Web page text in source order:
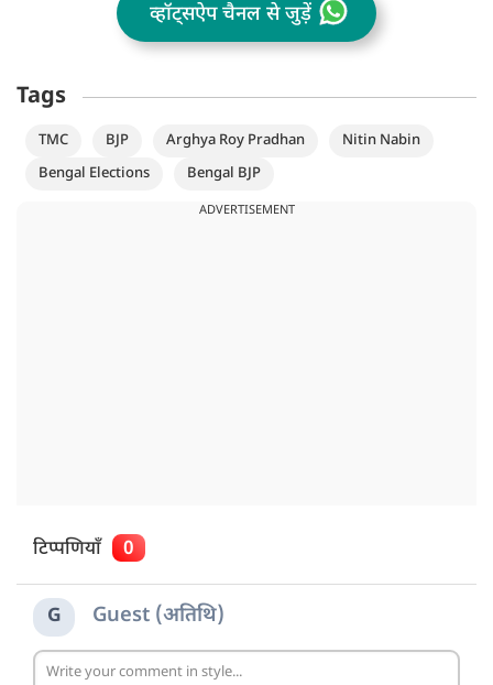
व्हॉट्सऐप चैनल से जुड़ें
Tags
TMC BJP Arghya Roy Pradhan
Nitin Nabin
Bengal Elections
Bengal BJP
ADVERTISEMENT
टिप्पणियाँ 0
G Guest (अतिथि)